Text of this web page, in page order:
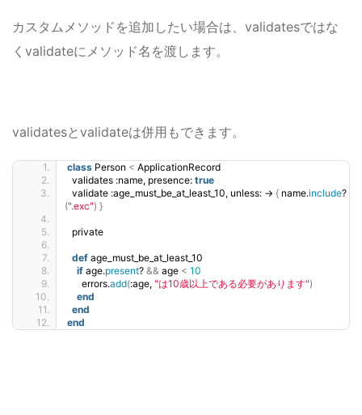
カスタムメソッドを追加したい場合は、validatesではな
くvalidateにメソッド名を渡します。
validatesとvalidateは併用もできます。
class Person < ApplicationRecord
  validates :name, presence:
true
  validate :age_must_be_at_least_10, unless: -
{ name.include?
(".exc") }
  private
def age_must_be_at_least_10
if age.present? && age < 10
      errors.
add(:age, "は10歳以上である必要があります")
end
end
end